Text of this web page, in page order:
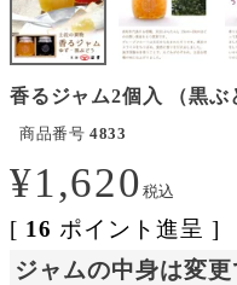
香るジャム2個入 （黒ぶ
商品番号 4833
¥1,620 税込
[ 16 ポイント進呈 ]
ジャムの中身は変更